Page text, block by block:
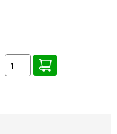
lichtopbrengst van
strakke montage, zonder
beschermd tegen